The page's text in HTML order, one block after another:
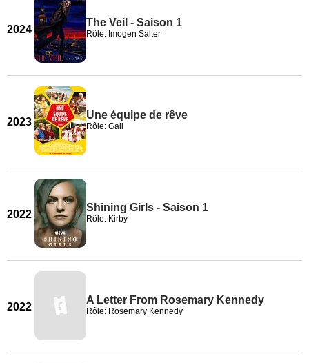
2024
The Veil - Saison 1
Rôle: Imogen Salter
2023
Une équipe de rêve
Rôle: Gail
2022
Shining Girls - Saison 1
Rôle: Kirby
2022
A Letter From Rosemary Kennedy
Rôle: Rosemary Kennedy